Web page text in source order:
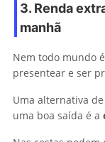
3. Renda
manhã
Nem todo mundo
presentear e ser
Uma alternativa de
uma boa saída é a